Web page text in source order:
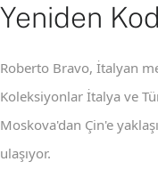
Yeniden
Roberto Bravo, İtalyan
Koleksiyonlar İtalya ve
Moskova'dan Çin'e
ulaşıyor.